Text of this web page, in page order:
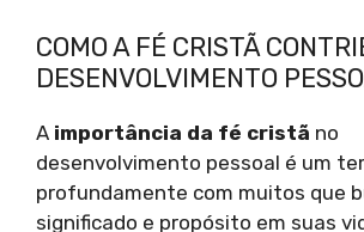
COMO A FÉ CRISTÃ
DESENVOLVIMENTO
A importância da fé cristã no
desenvolvimento pessoal é um
profundamente com muitos que
significado e propósito em suas